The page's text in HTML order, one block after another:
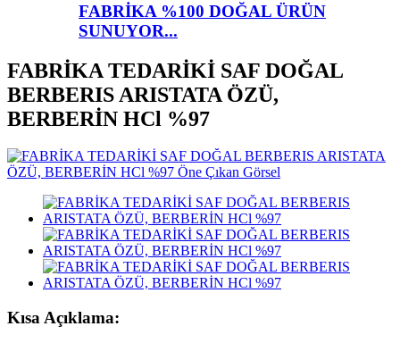
FABRİKA %100 DOĞAL ÜRÜN
SUNUYOR...
FABRİKA TEDARİKİ SAF DOĞAL
BERBERIS ARISTATA ÖZÜ,
BERBERİN HCl %97
Kısa Açıklama: